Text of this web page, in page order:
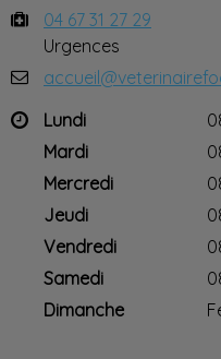
04 67 31 27 29
Urgences
Lundi
Mardi
Mercredi
Jeudi
Vendredi
Samedi
Dimanche